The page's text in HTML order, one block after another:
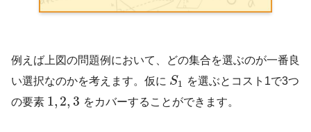
例えば上図の問題例において、どの集合を選ぶのが一番良
い選択なのかを考えます。仮に S1 を選ぶとコスト1で3つ
の要素 1, 2, 3 をカバーすることができます。